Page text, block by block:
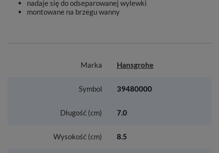
nadaje się do odseparowanej wylewki
montowane na brzegu wanny
Marka Hansgrohe
Symbol 39480000
Długość (cm) 7.0
Wysokość (cm) 8.5